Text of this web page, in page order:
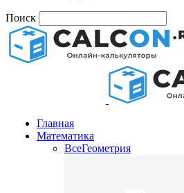
Поиск
Главная
Математика
ВсеГеометрия